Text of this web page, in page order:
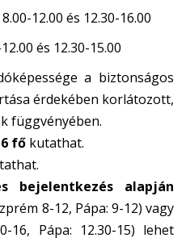
12.00 és 12.30-16.00
és 12.30-15.00
a biztonságos
érdekében korlátozott,
függvényében.
6 fő kutathat.
bejelentkezés alapján
8-12, Pápa: 9-12) vagy
16, Pápa: 12.30-15) lehet